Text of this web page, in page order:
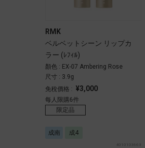
RMK
ベルベットシーン リップカ
ラー (ﾚﾌｨﾙ)
顏色 : EX-07 Ambering Rose
尺寸 : 3.9g
免稅價格 : ¥3,000
每人限購6件
限定品
成南 成4
4010103663